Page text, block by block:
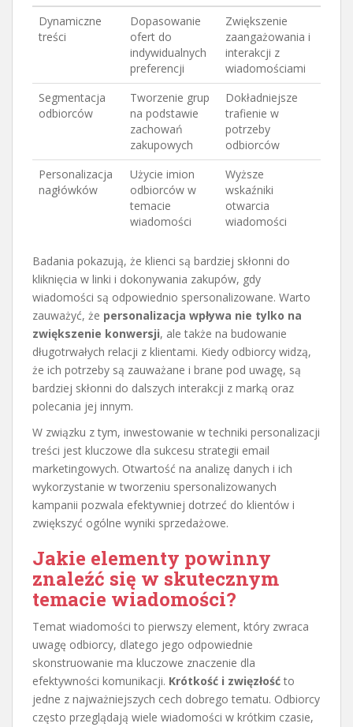
Dynamiczne
treści
Dopasowanie
ofert do
indywidualnych
preferencji
Zwiększenie
zaangażowania i
interakcji z
wiadomościami
Segmentacja
odbiorców
Tworzenie grup
na podstawie
zachowań
zakupowych
Dokładniejsze
trafienie w
potrzeby
odbiorców
Personalizacja
nagłówków
Użycie imion
odbiorców w
temacie
wiadomości
Wyższe
wskaźniki
otwarcia
wiadomości
Badania pokazują, że klienci są bardziej skłonni do
kliknięcia w linki i dokonywania zakupów, gdy
wiadomości są odpowiednio spersonalizowane. Warto
zauważyć, że personalizacja wpływa nie tylko na
zwiększenie konwersji, ale także na budowanie
długotrwałych relacji z klientami. Kiedy odbiorcy widzą,
że ich potrzeby są zauważane i brane pod uwagę, są
bardziej skłonni do dalszych interakcji z marką oraz
polecania jej innym.
W związku z tym, inwestowanie w techniki personalizacji
treści jest kluczowe dla sukcesu strategii email
marketingowych. Otwartość na analizę danych i ich
wykorzystanie w tworzeniu spersonalizowanych
kampanii pozwala efektywniej dotrzeć do klientów i
zwiększyć ogólne wyniki sprzedażowe.
Jakie elementy powinny
znaleźć się w skutecznym
temacie wiadomości?
Temat wiadomości to pierwszy element, który zwraca
uwagę odbiorcy, dlatego jego odpowiednie
skonstruowanie ma kluczowe znaczenie dla
efektywności komunikacji. Krótkość i zwięzłość to
jedne z najważniejszych cech dobrego tematu. Odbiorcy
często przeglądają wiele wiadomości w krótkim czasie,